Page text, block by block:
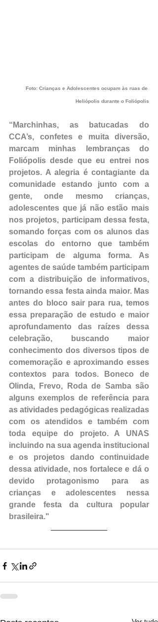
Foto: Crianças e Adolescentes ocupam às ruas de
Heliópolis durante o Foliópolis
“Marchinhas, as batucadas do
CCA’s, confetes e muita diversão,
marcam minhas lembranças do
Foliópolis desde que eu entrei nos
projetos. A alegria é contagiante da
comunidade estando junto com a
gente, onde mesmo crianças,
adolescentes que já não estão mais
nos projetos, participam dessa festa,
somando forças com os alunos das
escolas do entorno que também
participam de alguma forma. As
agentes de saúde também participam
com a distribuição de informativos,
tornando essa festa ainda maior. Mas
antes do bloco sair para rua, temos
essa preparação de estudo e maior
aprofundamento das raízes dessa
celebração, buscando maior
conhecimento dos diversos tipos de
comemoração e aproximando esses
contextos para todos. Boneco de
Olinda, Frevo, Roda de Samba são
alguns exemplos de referência para
as atividades pedagógicas realizadas
com os atendidos e também com
toda equipe do projeto. A UNAS
incluindo na sua agenda institucional
e os projetos dando continuidade
dessa atividade, nos fortalece e dá o
devido protagonismo para as
crianças e adolescentes nessa
grande festa da cultura popular
brasileira."